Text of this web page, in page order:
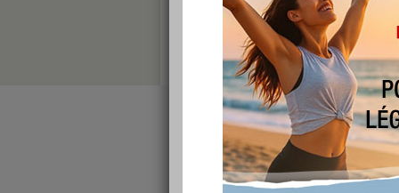
‹ Préc. 1 2 3 4 5
toujours des
.....
publié le 04/12/2010 à 17:23